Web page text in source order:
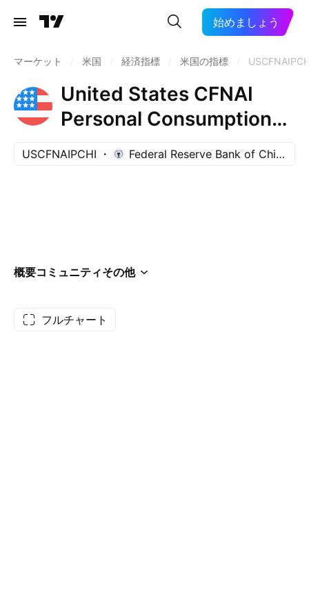
始めましょう
マーケット 米国 経済指標 米国の指標
United States CFNAI
Personal Consumption
and Housing Index
USCFNAIPCHI Federal Reserve Bank of Chicago
概要コミュニティその他
フルチャート